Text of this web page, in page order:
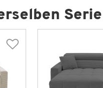
Serie